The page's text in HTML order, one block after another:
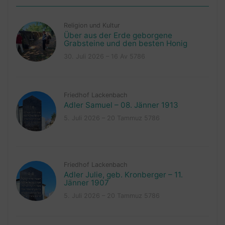
Religion und Kultur
Über aus der Erde geborgene
Grabsteine und den besten Honig
Friedhof Lackenbach
Adler Samuel – 08. Jänner 1913
Friedhof Lackenbach
Adler Julie, geb. Kronberger – 11.
Jänner 1907